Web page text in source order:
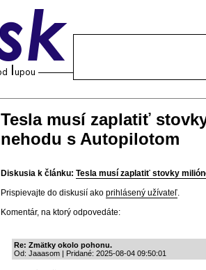
Tesla musí zaplatiť
nehodu s Autopilotom
Diskusia k článku: Tesla musí zaplatiť stovky
Prispievajte do diskusií ako prihlásený užívateľ.
Komentár, na ktorý odpovedáte:
Re: Zmätky okolo pohonu.
Od: Jaaasom | Pridané: 2025-08-04 09:50:01